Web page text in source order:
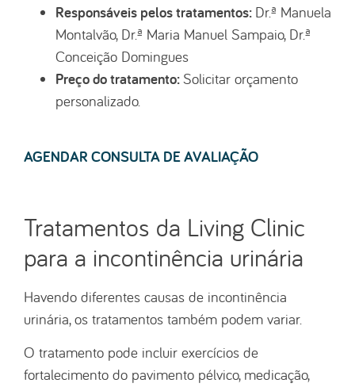
Responsáveis pelos tratamentos: Dr.ª Manuela
Montalvão, Dr.ª Maria Manuel Sampaio, Dr.ª
Conceição Domingues
Preço do tratamento:Solicitar orçamento
personalizado.
AGENDAR CONSULTA DE AVALIAÇÃO
Tratamentos da Living Clinic
para a incontinência urinária
Havendo diferentes causas de incontinência
urinária, os tratamentos também podem variar.
O tratamento pode incluir exercícios de
fortalecimento do pavimento pélvico, medicação,